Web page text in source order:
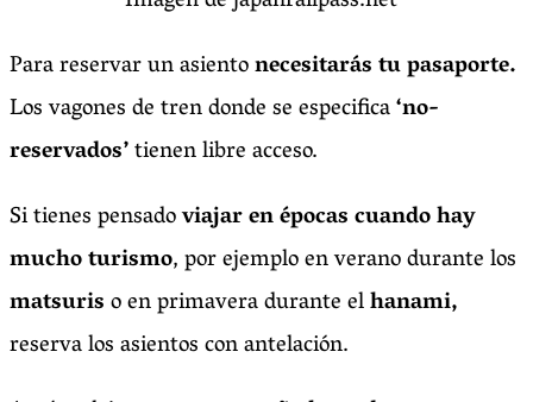
Para reservar un asientonecesitarás tu pasaporte.
Los vagones de tren donde se especifica‘no-
reservados’tienen libre acceso.
Si tienes pensadoviajar en épocas cuando hay
mucho turismo, por ejemplo en verano durante los
matsuriso en primavera durante elhanami,
reserva los asientos con antelación.